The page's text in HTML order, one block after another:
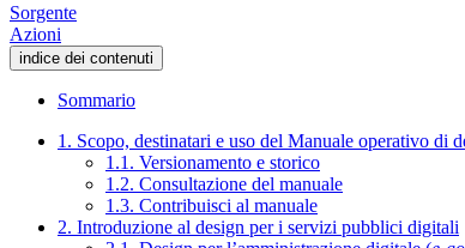
Sorgente
Azioni
indice dei contenuti
Sommario
1. Scopo, destinatari e uso del Manuale operativo di
1.1. Versionamento e storico
1.2. Consultazione del manuale
1.3. Contribuisci al manuale
2. Introduzione al design per i servizi pubblici digitali